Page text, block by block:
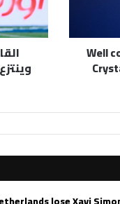
'Well
دوري
روشن
السعودي